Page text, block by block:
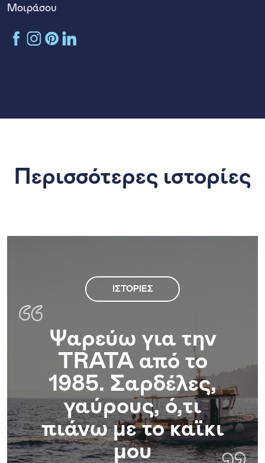
Μοιράσου
KONVA Facebook channel
KONVA Instagram channel
KONVA Pinterest
KONVA LinkedIn account
Περισσότερες ιστορίες
ΙΣΤΟΡΊΕΣ
Ψαρεύω για την
TRATA από το
1985. Σαρδέλες,
γαύρους, ό,τι
πιάνω με το καϊκι
μου